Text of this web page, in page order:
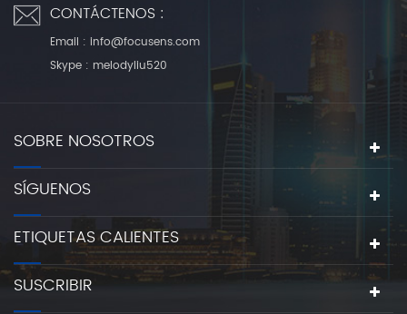
CONTÁCTENOS :
Email : info@focusens.com
Skype : melodyliu520
SOBRE NOSOTROS
SÍGUENOS
ETIQUETAS CALIENTES
SUSCRIBIR